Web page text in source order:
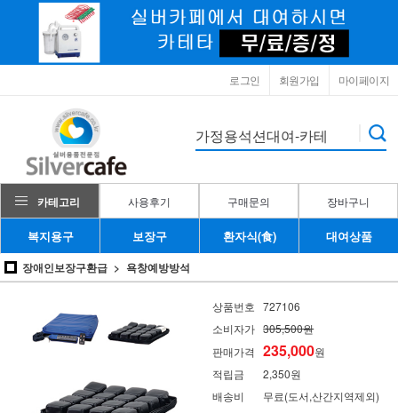
마이페이지
회원가입
로그인
카테고리 사용후기 구매문의 장바구니
복지용구 보장구 환자식(食) 대여상품
장애인보장구환급 욕창예방방석
상품번호 727106
소비자가 305,500원
판매가격 235,000원
적립금
2,350원
배송비
무료(도서,산간지역제외)